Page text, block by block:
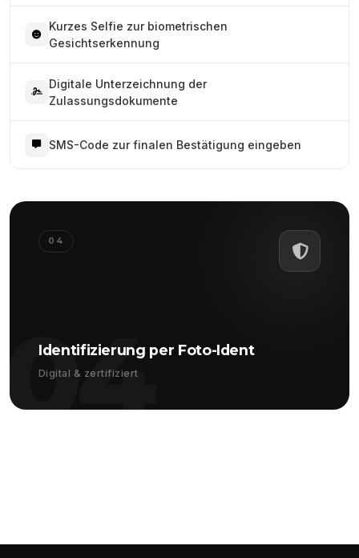
Kurzes Selfie zur biometrischen
Gesichtserkennung
Digitale Unterzeichnung der
Zulassungsdokumente
SMS-Code zur finalen Bestätigung eingeben
04
04
Identifizierung per Foto-Ident
Digital & zertifiziert